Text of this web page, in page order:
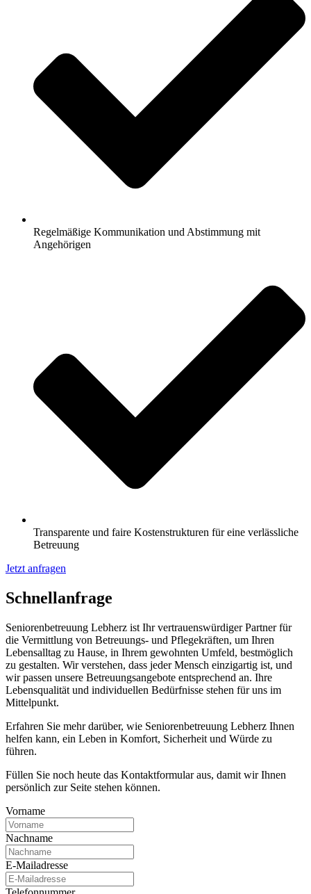
Regelmäßige Kommunikation und Abstimmung mit
Angehörigen
Transparente und faire Kostenstrukturen für eine verlässliche
Betreuung
Jetzt anfragen
Schnell­anfrage
Seniorenbetreuung Lebherz ist Ihr vertrauenswürdiger Partner für
die Vermittlung von Betreuungs- und Pflegekräften, um Ihren
Lebensalltag zu Hause, in Ihrem gewohnten Umfeld, bestmöglich
zu gestalten. Wir verstehen, dass jeder Mensch einzigartig ist, und
wir passen unsere Betreuungsangebote entsprechend an. Ihre
Lebensqualität und individuellen Bedürfnisse stehen für uns im
Mittelpunkt.
Erfahren Sie mehr darüber, wie Seniorenbetreuung Lebherz Ihnen
helfen kann, ein Leben in Komfort, Sicherheit und Würde zu
führen.
Füllen Sie noch heute das Kontaktformular aus, damit wir Ihnen
persönlich zur Seite stehen können.
Vorname
Nachname
E-Mailadresse